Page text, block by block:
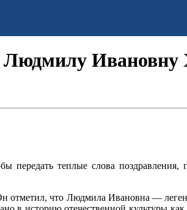
Ивановну
передать теплые слова поздравления,
отметил, что Людмила Ивановна —